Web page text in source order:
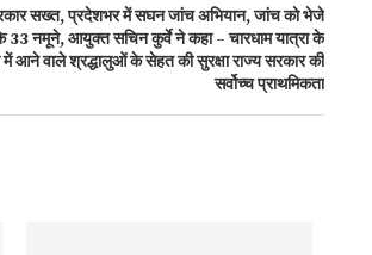
सख्त, प्रदेशभर में सघन जांच अभियान, जांच को भेजे
33 नमूने, आयुक्त सचिन कुर्वे ने कहा – चारधाम यात्रा के
में आने वाले श्रद्धालुओं के सेहत की सुरक्षा राज्य सरकार की
सर्वोच्च प्राथमिकता